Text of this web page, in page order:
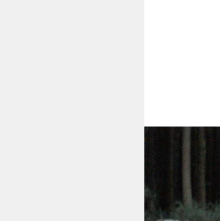
nord
wahrheit
verlag